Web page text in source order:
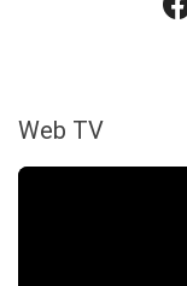
Web TV